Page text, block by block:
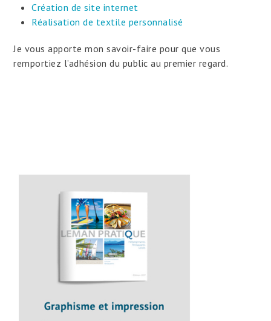
Création de site internet
Réalisation de textile personnalisé
Je vous apporte mon savoir-faire pour que vous
remportiez l’adhésion du public au premier regard.